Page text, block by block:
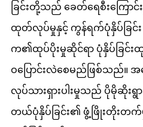
ခြင်းတို့သည် ခေတ်ရေစီးကြော
ထုတ်လုပ်မှုနှင့် ကွန်ရက်ပုံနှိပ်ခြင်း
က၏ထုပ်ပိုးမှုဆိုင်ရာ ပုံနှိပ်ခြင်
ဝပြောင်းလဲစေမည်ဖြစ်သည်
လုပ်သားရှားပါးမှုသည် ပိုမိုဆိုးရွ
တယ်ပုံနှိပ်ခြင်း၏ ဖွံ့ဖြိုးတိုးတ